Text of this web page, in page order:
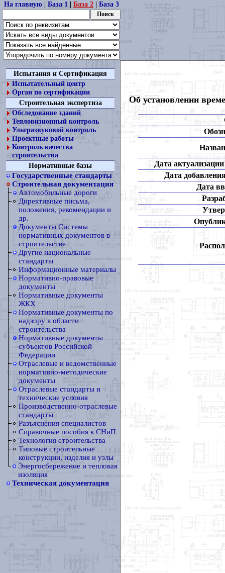
На главную| База 1| База 2| База 3
Испытания и Сертификация
Испытательный центр
Орган по сертификации
Строительная экспертиза
Обследование зданий
Тепловизионный контроль
Ультразвуковой контроль
Проектные работы
Контроль качества
строительства
Нормативные базы
Государственные стандарты
Строительная документация
Автомобильные дороги
Директивные письма,
положения, рекомендации и
др.
Документы Системы
нормативных документов в
строительстве
Другие национальные
стандарты
Информационные материалы
Нормативно-правовые
документы
Нормативные документы
ЖКХ
Нормативные документы по
надзору в области
строительства
Нормативные документы
субъектов Российской
Федерации
Отраслевые и ведомственные
нормативно-методические
документы
Отраслевые стандарты и
технические условия
Производственно-отраслевые
стандарты
Разъяснения специалистов
Справочные пособия к СНиП
Технология строительства
Типовые строительные
конструкции, изделия и узлы
Энергосбережение и тепловая
изоляция
Техническая документация
Об установлении
Дата
Дата
Дата